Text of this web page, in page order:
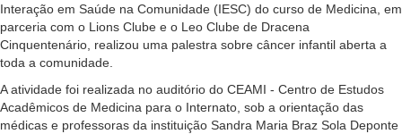
Interação em Saúde na Comunidade (IESC) do curso de Medicina, em
parceria com o Lions Clube e o Leo Clube de Dracena
Cinquentenário, realizou uma palestra sobre câncer infantil aberta a
toda a comunidade.
A atividade foi realizada no auditório do CEAMI - Centro de Estudos
Acadêmicos de Medicina para o Internato, sob a orientação das
médicas e professoras da instituição Sandra Maria Braz Sola Deponte